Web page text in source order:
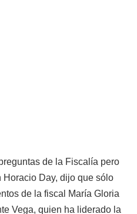
de la Fiscalía pero
Day, dijo que sólo
de la fiscal María Gloria
Vega, quien ha liderado la